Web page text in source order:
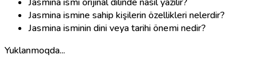
Jasmina ismine sahip kişilerin özellikleri nelerdir?
Jasmina isminin dini veya tarihi önemi nedir?
Yuklanmoqda...